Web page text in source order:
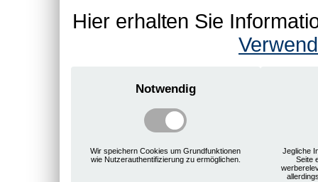
Hier erhalten Sie
Notwendig
Wir speichern Cookies um Grundfunktionen
wie Nutzerauthentifizierung zu ermöglichen.
Jegliche
Seite